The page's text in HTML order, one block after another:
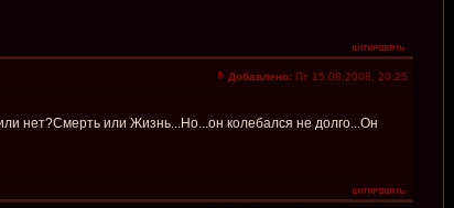
Добавлено: Пт 15.08.2008, 20:25
нет?Смерть или Жизнь...Но...он колебался не долго...Он